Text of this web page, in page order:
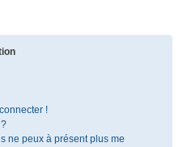
!
ne peux à présent plus me